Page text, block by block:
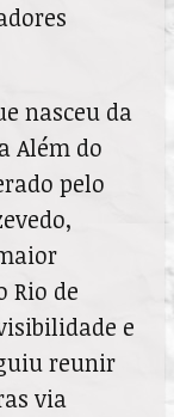
nasceu da
Além do
pelo
Rio de
e
reunir
via